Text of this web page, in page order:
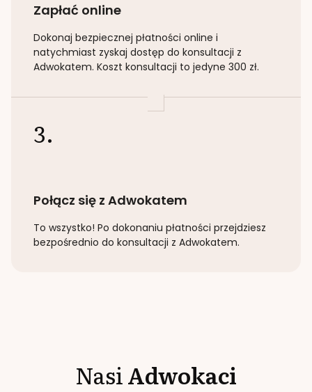
Zapłać online
Dokonaj bezpiecznej płatności online i
natychmiast zyskaj dostęp do konsultacji z
Adwokatem. Koszt konsultacji to jedyne 300 zł.
3.
Połącz się z Adwokatem
To wszystko! Po dokonaniu płatności przejdziesz
bezpośrednio do konsultacji z Adwokatem.
NasiAdwokaci